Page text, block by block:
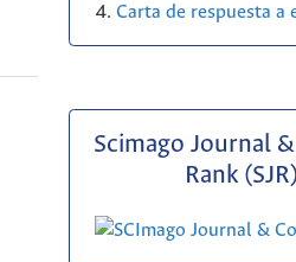
Carta de respuesta a
Scimago Journal
Rank (SJR)